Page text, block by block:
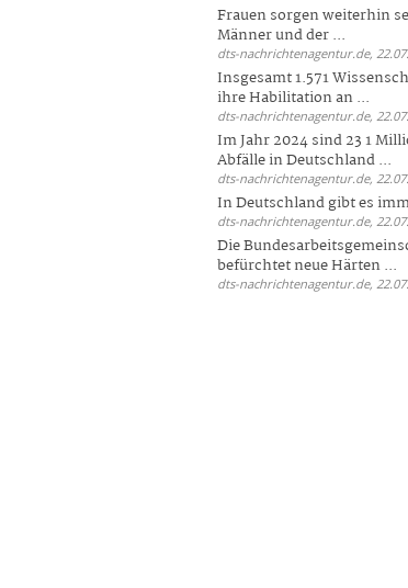
Frauen sorgen weiterhin
Männer und der ...
dts-nachrichtenagentur.de,
Insgesamt 1.571
ihre Habilitation an ...
dts-nachrichtenagentur.de,
Im Jahr 2024 sind 23 1
Abfälle in Deutschland ...
dts-nachrichtenagentur.de,
In Deutschland gibt es
dts-nachrichtenagentur.de,
Die
befürchtet neue Härten ...
dts-nachrichtenagentur.de,